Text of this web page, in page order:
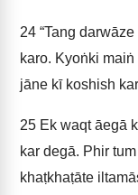
24 “Tang
karo. Kyoṅki
jāne kī koshish
25 Ek waqt āegā
kar degā. Phir
khaṭkhaṭāte